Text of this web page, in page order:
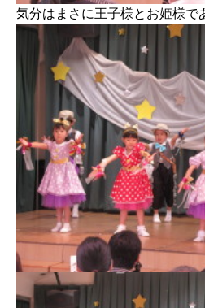
気分はまさに王子様とお姫様で